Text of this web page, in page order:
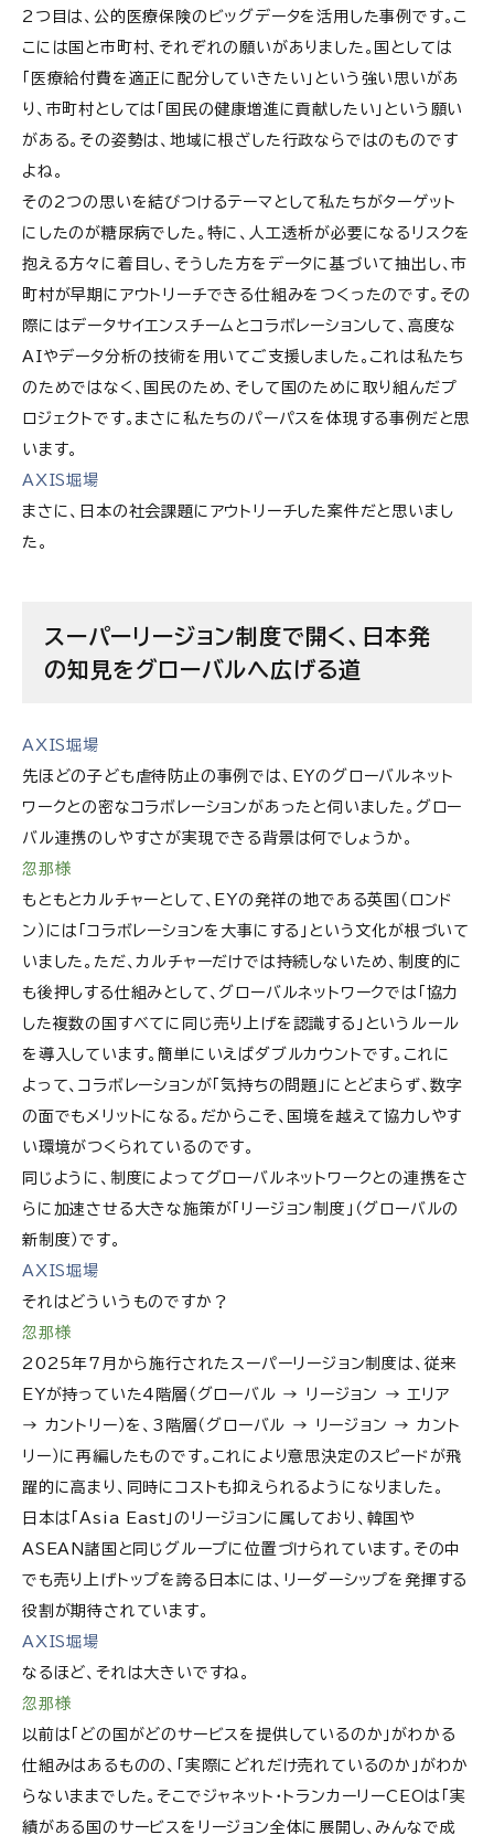
2つ目は、公的医療保険のビッグデータを活用した事例です。こ
こには国と市町村、それぞれの願いがありました。国としては
「医療給付費を適正に配分していきたい」という強い思いがあ
り、市町村としては「国民の健康増進に貢献したい」という願い
がある。その姿勢は、地域に根ざした行政ならではのものです
よね。
その2つの思いを結びつけるテーマとして私たちがターゲット
にしたのが糖尿病でした。特に、人工透析が必要になるリスクを
抱える方々に着目し、そうした方をデータに基づいて抽出し、市
町村が早期にアウトリーチできる仕組みをつくったのです。その
際にはデータサイエンスチームとコラボレーションして、高度な
AIやデータ分析の技術を用いてご支援しました。これは私たち
のためではなく、国民のため、そして国のために取り組んだプ
ロジェクトです。まさに私たちのパーパスを体現する事例だと思
います。
AXIS堀場
まさに、日本の社会課題にアウトリーチした案件だと思いまし
た。
スーパーリージョン制度で開く、日本発
の知見をグローバルへ広げる道
AXIS堀場
先ほどの子ども虐待防止の事例では、EYのグローバルネット
ワークとの密なコラボレーションがあったと伺いました。グロー
バル連携のしやすさが実現できる背景は何でしょうか。
忽那様
もともとカルチャーとして、EYの発祥の地である英国（ロンド
ン）には「コラボレーションを大事にする」という文化が根づいて
いました。ただ、カルチャーだけでは持続しないため、制度的に
も後押しする仕組みとして、グローバルネットワークでは「協力
した複数の国すべてに同じ売り上げを認識する」というルール
を導入しています。簡単にいえばダブルカウントです。これに
よって、コラボレーションが「気持ちの問題」にとどまらず、数字
の面でもメリットになる。だからこそ、国境を越えて協力しやす
い環境がつくられているのです。
同じように、制度によってグローバルネットワークとの連携をさ
らに加速させる大きな施策が「リージョン制度」（グローバルの
新制度）です。
AXIS堀場
それはどういうものですか？
忽那様
2025年7月から施行されたスーパーリージョン制度は、従来
EYが持っていた4階層（グローバル → リージョン → エリア
→ カントリー）を、3階層（グローバル → リージョン → カント
リー）に再編したものです。これにより意思決定のスピードが飛
躍的に高まり、同時にコストも抑えられるようになりました。
日本は「Asia East」のリージョンに属しており、韓国や
ASEAN諸国と同じグループに位置づけられています。その中
でも売り上げトップを誇る日本には、リーダーシップを発揮する
役割が期待されています。
AXIS堀場
なるほど、それは大きいですね。
忽那様
以前は「どの国がどのサービスを提供しているのか」がわかる
仕組みはあるものの、「実際にどれだけ売れているのか」がわか
らないままでした。そこでジャネット・トランカーリーCEOは「実
績がある国のサービスをリージョン全体に展開し、みんなで成